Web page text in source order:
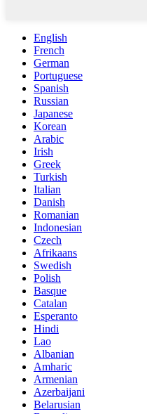
English
French
German
Portuguese
Spanish
Russian
Japanese
Korean
Arabic
Irish
Greek
Turkish
Italian
Danish
Romanian
Indonesian
Czech
Afrikaans
Swedish
Polish
Basque
Catalan
Esperanto
Hindi
Lao
Albanian
Amharic
Armenian
Azerbaijani
Belarusian